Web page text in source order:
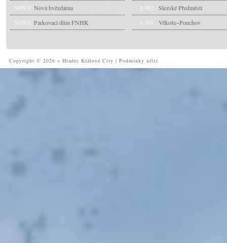
NOVÉ: Nová hvězdárna
NOVÉ: Parkovací dům FNHK
8 982 - Slezské Předměstí
4 105 - Věkoše~Pouchov
Copyright © 2026 ~ Hradec Králové City | Podmínky užití